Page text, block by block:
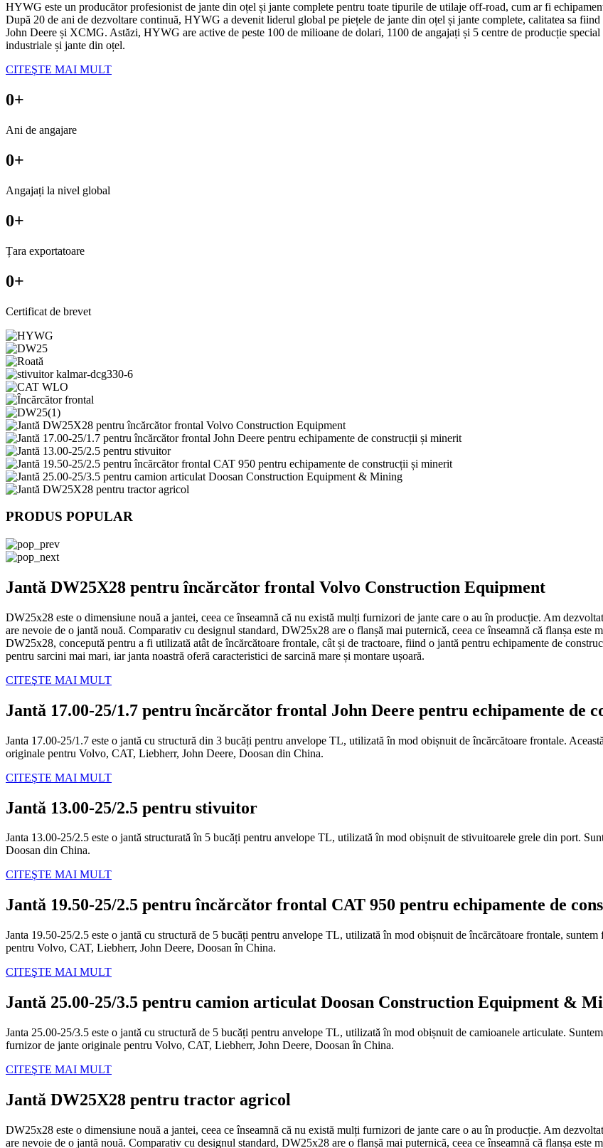
HYWG este un producător profesionist de jante din oțel și jante complete pentru toate tipurile de utilaje off-road, cum ar fi
După 20 de ani de dezvoltare continuă, HYWG a devenit liderul global pe piețele de jante din oțel și jante complete, calitatea sa
John Deere și XCMG. Astăzi, HYWG are active de peste 100 de milioane de dolari, 1100 de angajați și 5 centre de producție
industriale și jante din oțel.
CITEŞTE MAI MULT
0+
Ani de angajare
0+
Angajați la nivel global
0+
Țara exportatoare
0+
Certificat de brevet
PRODUS POPULAR
Jantă DW25X28 pentru încărcător frontal Volvo Construction Equipment
DW25x28 este o dimensiune nouă a jantei, ceea ce înseamnă că nu există mulți furnizori de jante care o au în producție. Am
are nevoie de o jantă nouă. Comparativ cu designul standard, DW25x28 are o flanșă mai puternică, ceea ce înseamnă că flanșa
DW25x28, concepută pentru a fi utilizată atât de încărcătoare frontale, cât și de tractoare, fiind o jantă pentru echipamente de
pentru sarcini mai mari, iar janta noastră oferă caracteristici de sarcină mare și montare ușoară.
CITEŞTE MAI MULT
Jantă 17.00-25/1.7 pentru încărcător frontal John Deere pentru echipamente de
Janta 17.00-25/1.7 este o jantă cu structură din 3 bucăți pentru anvelope TL, utilizată în mod obișnuit de încărcătoare frontale.
originale pentru Volvo, CAT, Liebherr, John Deere, Doosan din China.
CITEŞTE MAI MULT
Jantă 13.00-25/2.5 pentru stivuitor
Janta 13.00-25/2.5 este o jantă structurată în 5 bucăți pentru anvelope TL, utilizată în mod obișnuit de stivuitoarele grele din port.
Doosan din China.
CITEŞTE MAI MULT
Jantă 19.50-25/2.5 pentru încărcător frontal CAT 950 pentru echipamente de
Janta 19.50-25/2.5 este o jantă cu structură de 5 bucăți pentru anvelope TL, utilizată în mod obișnuit de încărcătoare frontale,
pentru Volvo, CAT, Liebherr, John Deere, Doosan în China.
CITEŞTE MAI MULT
Jantă 25.00-25/3.5 pentru camion articulat Doosan Construction Equipment &
Janta 25.00-25/3.5 este o jantă cu structură de 5 bucăți pentru anvelope TL, utilizată în mod obișnuit de camioanele articulate.
furnizor de jante originale pentru Volvo, CAT, Liebherr, John Deere, Doosan în China.
CITEŞTE MAI MULT
Jantă DW25X28 pentru tractor agricol
DW25x28 este o dimensiune nouă a jantei, ceea ce înseamnă că nu există mulți furnizori de jante care o au în producție. Am
are nevoie de o jantă nouă. Comparativ cu designul standard, DW25x28 are o flanșă mai puternică, ceea ce înseamnă că flanșa